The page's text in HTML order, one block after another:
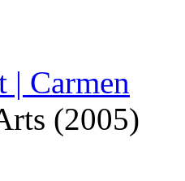
| Carmen
(2005)